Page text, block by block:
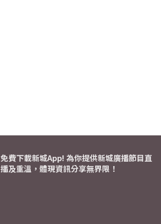
免費下載新城App! 為你提供新城廣播節目直
播及重溫，體現資訊分享無界限！